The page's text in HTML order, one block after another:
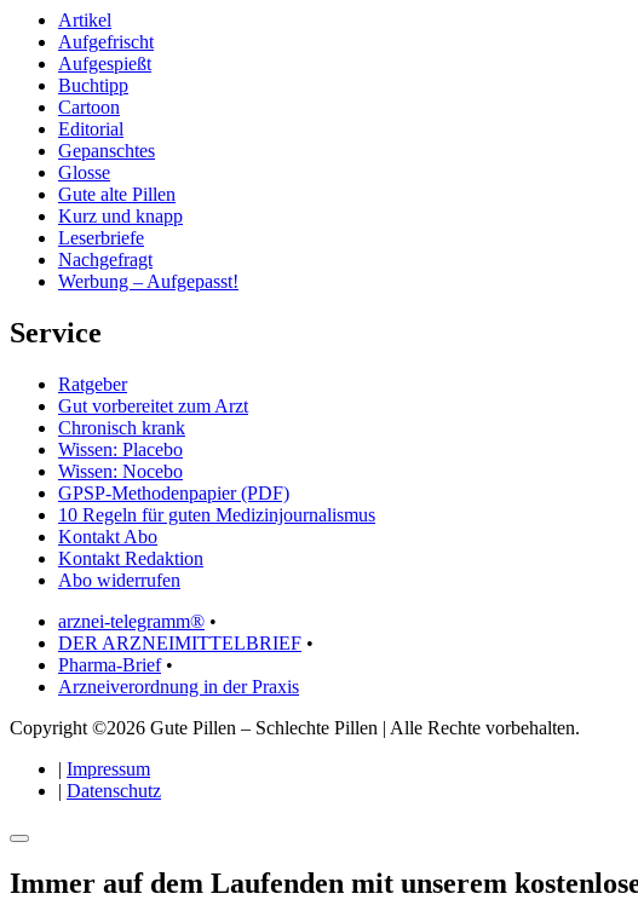
Artikel
Aufgefrischt
Aufgespießt
Buchtipp
Cartoon
Editorial
Gepanschtes
Glosse
Gute alte Pillen
Kurz und knapp
Leserbriefe
Nachgefragt
Werbung – Aufgepasst!
Service
Ratgeber
Gut vorbereitet zum Arzt
Chronisch krank
Wissen: Placebo
Wissen: Nocebo
GPSP-Methodenpapier (PDF)
10 Regeln für guten Medizinjournalismus
Kontakt Abo
Kontakt Redaktion
Abo widerrufen
arznei-telegramm® •
DER ARZNEIMITTELBRIEF •
Pharma-Brief•
Arzneiverordnung in der Praxis
Copyright ©2026 Gute Pillen – Schlechte Pillen | Alle Rechte vorbehalten.
| Impressum
| Datenschutz
Immer auf dem Laufenden mit unserem